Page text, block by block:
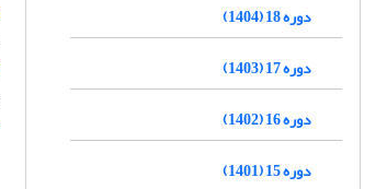
دوره 18 (1404)
دوره 17 (1403)
دوره 16 (1402)
دوره 15 (1401)